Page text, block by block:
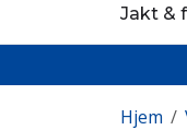
Jakt &
/
Hjem